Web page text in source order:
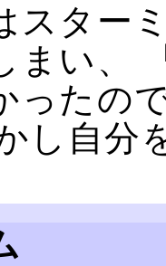
スター
まい、
ったの
し自分